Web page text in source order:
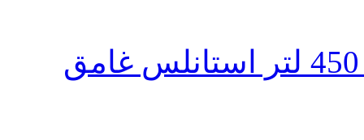
ثلاجة تورنيدو انفرتر نوفروست 450 لتر استانلس غامق